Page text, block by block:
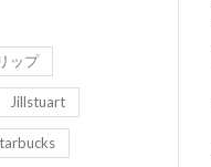
リップ
Jillstuart